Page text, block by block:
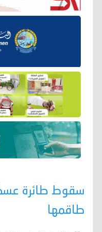
سقوط طائرة
طاقمها